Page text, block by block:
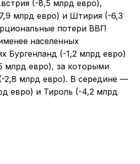
(-8,5 млрд евро),
млрд евро) и Штирия (-6,3
потери ВВП
населенных
Бургенланд (-1,2 млрд евро)
млрд евро), за которыми
2,8 млрд евро). В середине —
евро) и Тироль (-4,2 млрд